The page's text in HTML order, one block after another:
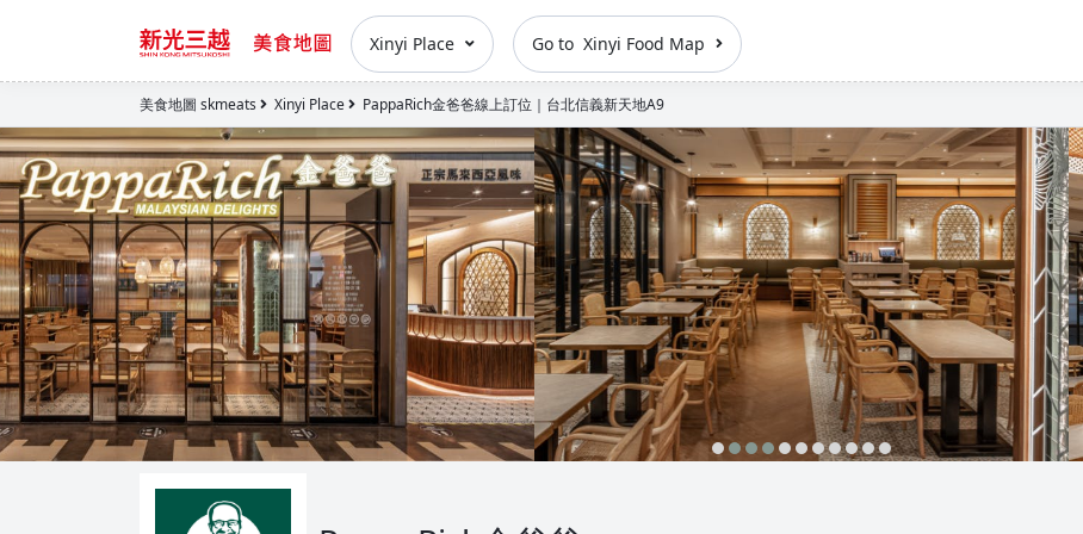
Xinyi Place Go to Xinyi Food Map
美食地圖 skmeats Xinyi Place PappaRich金爸爸線上訂位｜台北信義新天地A9